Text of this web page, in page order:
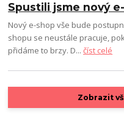
Spustili jsme nový
Nový e-shop vše bude
shopu se neustále pracuje,
přidáme to brzy. D...číst celé
Zobrazit